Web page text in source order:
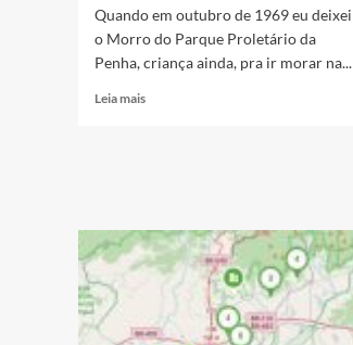
Quando em outubro de 1969 eu deixei
o Morro do Parque Proletário da
Penha, criança ainda, pra ir morar na...
Leia maisRead
eternidade